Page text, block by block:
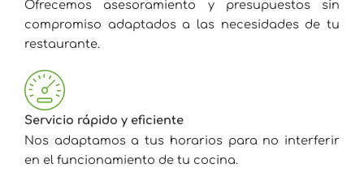
Ofrecemos asesoramiento y presupuestos sin
compromiso adaptados a las necesidades de tu
restaurante.
Servicio rápido y eficiente
Nos adaptamos a tus horarios para no interferir
en el funcionamiento de tu cocina.